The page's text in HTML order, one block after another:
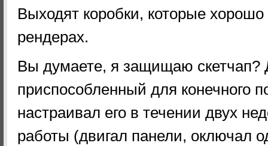
Выходят коробки, которые хорошо
рендерах.
Вы думаете, я защищаю скетчап?
приспособленный для конечного
настраивал его в течении двух
работы (двигал панели, оключал